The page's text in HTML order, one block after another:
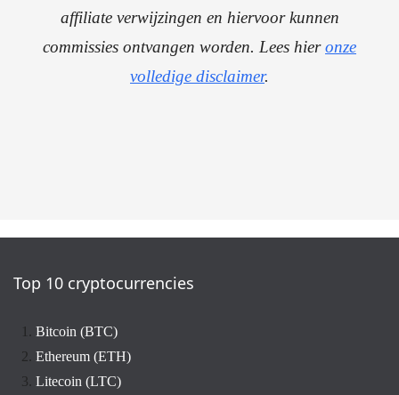
affiliate verwijzingen en hiervoor kunnen
commissies ontvangen worden. Lees hieronze
volledige disclaimer.
Top 10 cryptocurrencies
Bitcoin (BTC)
Ethereum (ETH)
Litecoin (LTC)